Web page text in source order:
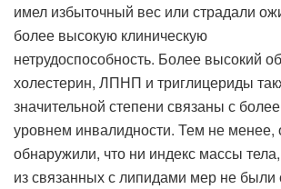
имел избыточный вес или страдали
более высокую клиническую
нетрудоспособность. Более высокий
холестерин, ЛПНП и триглицериды
значительной степени связаны с
уровнем инвалидности. Тем не менее,
обнаружили, что ни индекс массы
из связанных с липидами мер не были